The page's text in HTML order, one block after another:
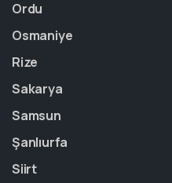
Ordu
Osmaniye
Rize
Sakarya
Samsun
Şanlıurfa
Siirt